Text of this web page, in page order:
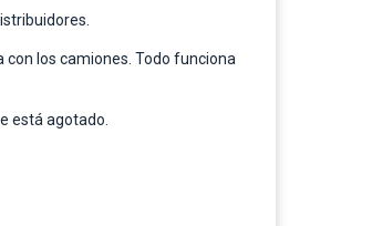
los camiones. Todo funciona
está agotado.